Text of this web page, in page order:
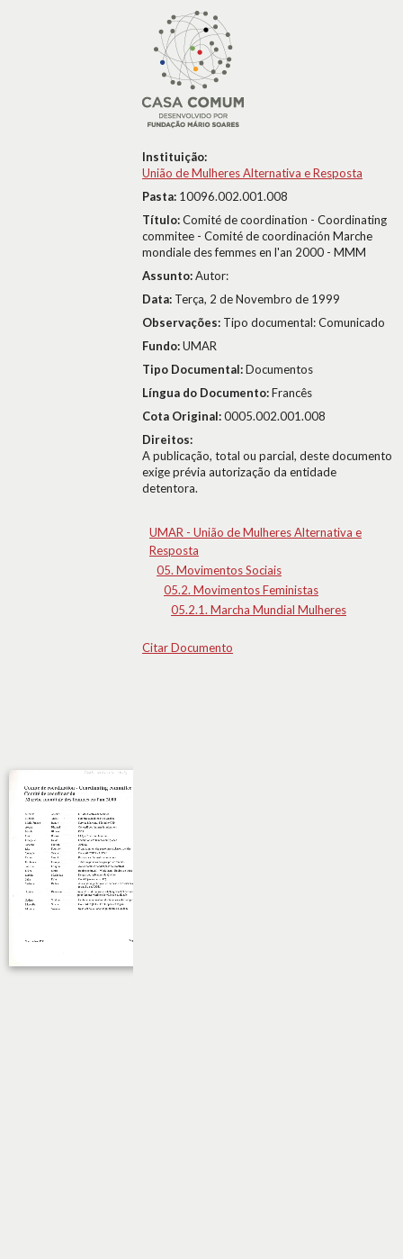
Instituição:
União de Mulheres Alternativa e Resposta
Pasta: 10096.002.001.008
Título:Comité de coordination - Coordinating
commitee - Comité de coordinación Marche
mondiale des femmes en l'an 2000 - MMM
Assunto:Autor:
Data: Terça, 2 de Novembro de 1999
Observações: Tipo documental: Comunicado
Fundo:UMAR
Tipo Documental:Documentos
Língua do Documento:Francês
Cota Original:0005.002.001.008
Direitos:
A publicação, total ou parcial, deste documento
exige prévia autorização da entidade
detentora.
UMAR - União de Mulheres Alternativa e
Resposta
05. Movimentos Sociais
05.2. Movimentos Feministas
05.2.1. Marcha Mundial Mulheres
Citar Documento